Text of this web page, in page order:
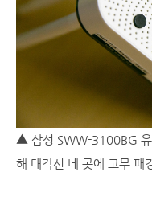
▲ 삼성 SWW-3100BG 유
해 대각선 네 곳에 고무 패